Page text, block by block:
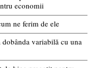
economii
ne ferim de ele
variabilă cu una